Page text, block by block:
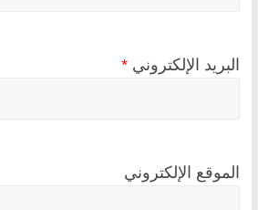
البريد الإلكتروني *
الموقع الإلكتروني